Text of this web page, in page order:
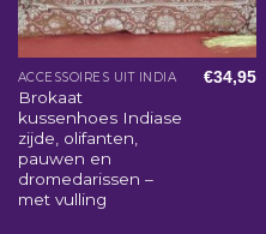
ACCESSOIRES UIT INDIA
Brokaat
kussenhoes Indiase
zijde, olifanten,
pauwen en
dromedarissen –
met vulling
€34,95